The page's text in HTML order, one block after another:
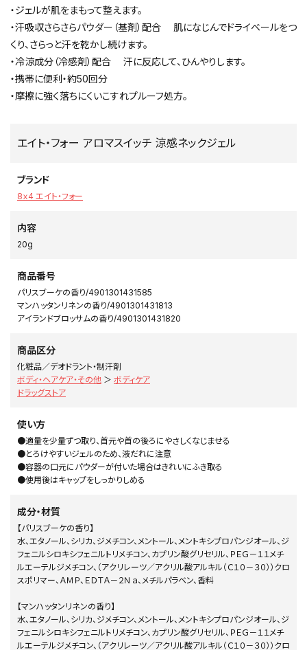
・ジェルが肌をまもって整えます。
・汗吸収さらさらパウダー（基剤）配合 肌になじんでドライベールをつ
くり、さらっと汗を乾かし続けます。
・冷涼成分（冷感剤）配合 汗に反応して、ひんやりします。
・携帯に便利・約50回分
・摩擦に強く落ちにくいこすれプルーフ処方。
エイト・フォー アロマスイッチ 涼感ネックジェル
ブランド
8ｘ4 エイト・フォー
内容
20g
商品番号
パリスブーケの香り/4901301431585
マンハッタンリネンの香り/4901301431813
アイランドブロッサムの香り/4901301431820
商品区分
化粧品／デオドラント・制汗剤
ボディ・ヘアケア・その他 ＞ ボディケア
ドラッグストア
使い方
●適量を少量ずつ取り、首元や首の後ろにやさしくなじませる
●とろけやすいジェルのため、液だれに注意
●容器の口元にパウダーが付いた場合はきれいにふき取る
●使用後はキャップをしっかりしめる
成分・材質
【パリスブーケの香り】
水、エタノール、シリカ、ジメチコン、メントール、メントキシプロパンジオール、ジ
フェニルシロキシフェニルトリメチコン、カプリン酸グリセリル、ＰＥＧ－１１メチ
ルエーテルジメチコン、（アクリレーツ／アクリル酸アルキル（Ｃ１０－３０））クロ
スポリマー、ＡＭＰ、ＥＤＴＡ－２Ｎａ、メチルパラベン、香料
【マンハッタンリネンの香り】
水、エタノール、シリカ、ジメチコン、メントール、メントキシプロパンジオール、ジ
フェニルシロキシフェニルトリメチコン、カプリン酸グリセリル、ＰＥＧ－１１メチ
ルエーテルジメチコン、（アクリレーツ／アクリル酸アルキル（Ｃ１０－３０））クロ